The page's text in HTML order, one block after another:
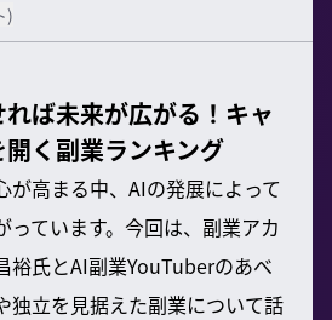
)
ば未来が広がる！キャ
く副業ランキング
が高まる中、AIの発展によって
っています。今回は、副業アカ
裕氏とAI副業YouTuberのあべ
独立を見据えた副業について話